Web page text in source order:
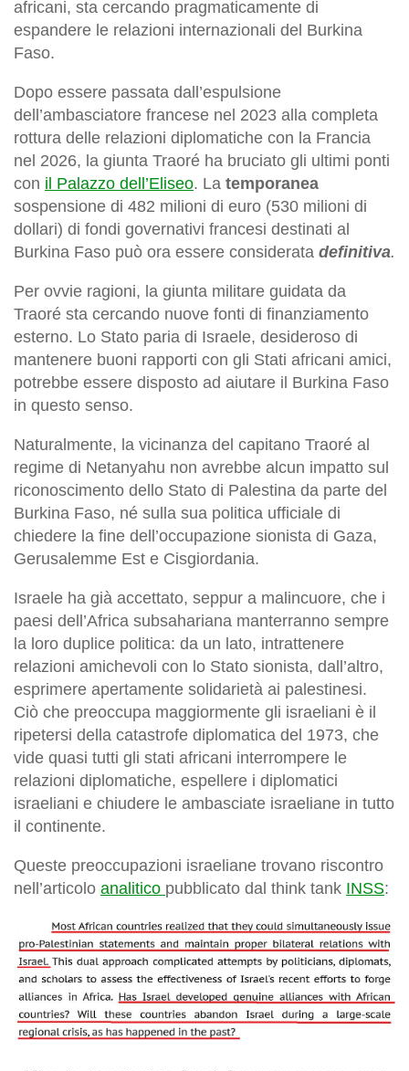
africani, sta cercando pragmaticamente di
espandere le relazioni internazionali del Burkina
Faso.
Dopo essere passata dall’espulsione
dell’ambasciatore francese nel 2023 alla completa
rottura delle relazioni diplomatiche con la Francia
nel 2026, la giunta Traoré ha bruciato gli ultimi ponti
con il Palazzo dell’Eliseo. La temporanea
sospensione di 482 milioni di euro (530 milioni di
dollari) di fondi governativi francesi destinati al
Burkina Faso può ora essere considerata definitiva.
Per ovvie ragioni, la giunta militare guidata da
Traoré sta cercando nuove fonti di finanziamento
esterno. Lo Stato paria di Israele, desideroso di
mantenere buoni rapporti con gli Stati africani amici,
potrebbe essere disposto ad aiutare il Burkina Faso
in questo senso.
Naturalmente, la vicinanza del capitano Traoré al
regime di Netanyahu non avrebbe alcun impatto sul
riconoscimento dello Stato di Palestina da parte del
Burkina Faso, né sulla sua politica ufficiale di
chiedere la fine dell’occupazione sionista di Gaza,
Gerusalemme Est e Cisgiordania.
Israele ha già accettato, seppur a malincuore, che i
paesi dell’Africa subsahariana manterranno sempre
la loro duplice politica: da un lato, intrattenere
relazioni amichevoli con lo Stato sionista, dall’altro,
esprimere apertamente solidarietà ai palestinesi.
Ciò che preoccupa maggiormente gli israeliani è il
ripetersi della catastrofe diplomatica del 1973, che
vide quasi tutti gli stati africani interrompere le
relazioni diplomatiche, espellere i diplomatici
israeliani e chiudere le ambasciate israeliane in tutto
il continente.
Queste preoccupazioni israeliane trovano riscontro
nell’articolo analitico pubblicato dal think tank INSS: